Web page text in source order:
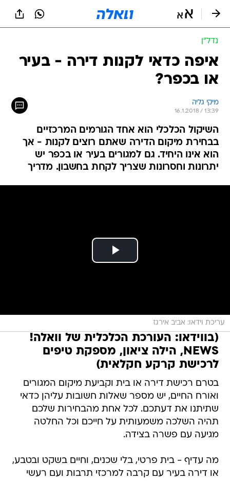
נדל״ן
איפה כדאי לקנות דירה - בעיר
או בכפר?
מיקי גליה
16.1.2018 / 13:39
השיקול הכלכלי הוא אחד הגורמים המרכזיים
בבחירת מיקום הדירה שאתם רוצים לקנות - אך
הוא אינו היחיד. גם למגורים בעיר או בכפר יש
יתרונות וחסרונות שצריך לקחת בחשבון. מדריך
עריכת וידאו: אביב אירגז
(בווידאו: העורכת הכלכלית של וואלה!
NEWS, הילה ציאון, מספקת טיפים
לרכישת קרקע חקלאית)
בטרם רכישת דירה או בית וקביעת מיקום המגורים
ואורח החיים, יש מספר שאלות חשובות עליהן כדאי
שתיתנו את דעתכם. לכל אחת מהבחירות שלכם
תהיה השלכה משמעותית על חייכם וכל החלטה
מגיעה עם פשרה בצידה.
מה עדיף - בית פרטי, בלי שכנים, וחיים בשקט ובטבע,
או דירה בעיר עם קרבה למרכזי תרבות ועם רעשי